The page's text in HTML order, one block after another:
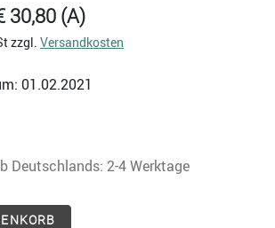
30,80 (A)
zzgl. Versandkosten
01.02.2021
Deutschlands: 2-4 Werktage